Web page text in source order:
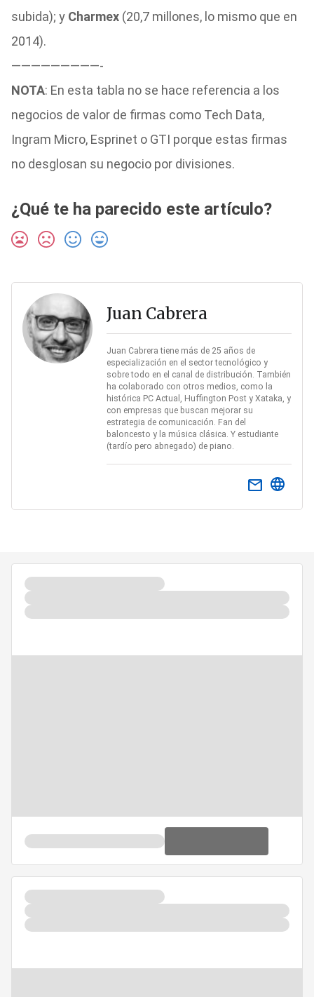
subida); y Charmex(20,7 millones, lo mismo que en
2014).
—————————-
NOTA: En esta tabla no se hace referencia a los
negocios de valor de firmas como Tech Data,
Ingram Micro, Esprinet o GTI porque estas firmas
no desglosan su negocio por divisiones.
¿Qué te ha parecido este artículo?
Juan Cabrera
Juan Cabrera tiene más de 25 años de
especialización en el sector tecnológico y
sobre todo en el canal de distribución. También
ha colaborado con otros medios, como la
histórica PC Actual, Huffington Post y Xataka, y
con empresas que buscan mejorar su
estrategia de comunicación. Fan del
baloncesto y la música clásica. Y estudiante
(tardío pero abnegado) de piano.
email